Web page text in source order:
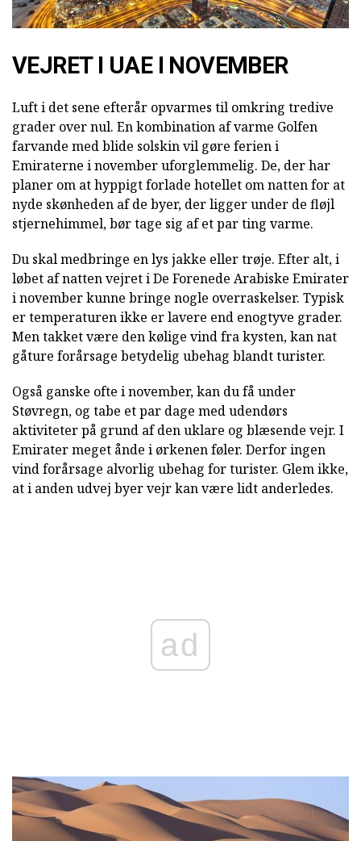
VEJRET I UAE I NOVEMBER
Luft i det sene efterår opvarmes til omkring tredive
grader over nul. En kombination af varme Golfen
farvande med blide solskin vil gøre ferien i
Emiraterne i november uforglemmelig. De, der har
planer om at hyppigt forlade hotellet om natten for at
nyde skønheden af de byer, der ligger under de fløjl
stjernehimmel, bør tage sig af et par ting varme.
Du skal medbringe en lys jakke eller trøje. Efter alt, i
løbet af natten vejret i De Forenede Arabiske Emirater
i november kunne bringe nogle overraskelser. Typisk
er temperaturen ikke er lavere end enogtyve grader.
Men takket være den kølige vind fra kysten, kan nat
gåture forårsage betydelig ubehag blandt turister.
Også ganske ofte i november, kan du få under
Støvregn, og tabe et par dage med udendørs
aktiviteter på grund af den uklare og blæsende vejr. I
Emirater meget ånde i ørkenen føler. Derfor ingen
vind forårsage alvorlig ubehag for turister. Glem ikke,
at i anden udvej byer vejr kan være lidt anderledes.
ad